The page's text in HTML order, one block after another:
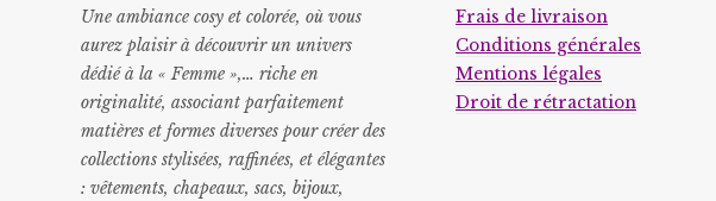
page
du
produit
Une ambiance cosy et colorée, où vous
aurez plaisir à découvrir un univers
dédié à la « Femme »,… riche en
originalité, associant parfaitement
matières et formes diverses pour créer des
collections stylisées, raffinées, et élégantes
: vêtements, chapeaux, sacs, bijoux,
Frais de livraison
Conditions générales
Mentions légales
Droit de rétractation